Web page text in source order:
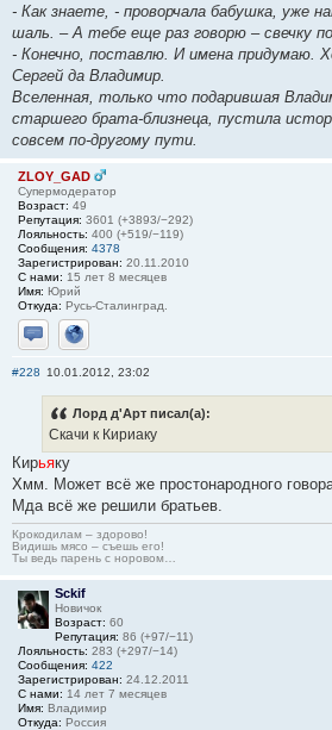
- Как знаете, - проворчала бабушка, уже
шаль. – А тебе еще раз говорю – свечку
- Конечно, поставлю. И имена
Сергей да Владимир.
Вселенная, только что подарившая
старшего брата-близнеца, пустила
совсем по-другому пути.
ZLOY_GAD
Супермодератор
Возраст: 49
Репутация: 3601 (+3893/−292)
Лояльность: 400 (+519/−119)
Сообщения: 4378
Зарегистрирован: 20.11.2010
С нами: 15 лет 8 месяцев
Имя: Юрий
Откуда: Русь-Сталинград.
Отправить личное сообщение
Сайт
#228 10.01.2012, 23:02
Лорд д'Арт писал(а):
Скачи к Кириаку
Кирьяку
Хмм. Может всё же простонародного
Мда всё же решили братьев.
Крокодилам – здорово!
Видишь мясо – съешь его!
Ты ведь парень с норовом…
Sckif
Новичок
Возраст: 60
Репутация: 86 (+97/−11)
Лояльность: 283 (+297/−14)
Сообщения: 422
Зарегистрирован: 24.12.2011
С нами: 14 лет 7 месяцев
Имя: Владимир
Откуда: Россия